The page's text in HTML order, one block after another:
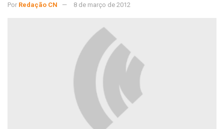
Por Redação CN 8 de março de 2012